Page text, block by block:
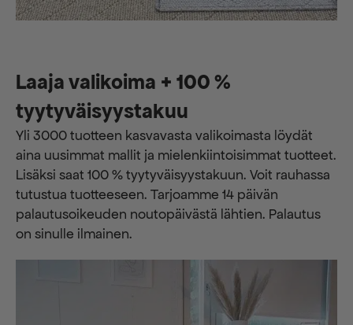
Laaja valikoima + 100 %
tyytyväisyystakuu
Yli 3000 tuotteen kasvavasta valikoimasta löydät
aina uusimmat mallit ja mielenkiintoisimmat tuotteet.
Lisäksi saat 100 % tyytyväisyystakuun. Voit rauhassa
tutustua tuotteeseen. Tarjoamme 14 päivän
palautusoikeuden noutopäivästä lähtien. Palautus
on sinulle ilmainen.